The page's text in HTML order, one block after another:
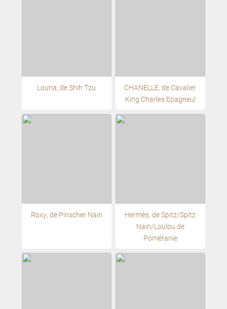
Louna, de Shih Tzu
CHANELLE, de Cavalier
King Charles Epagneul
Roxy, de Pinscher Nain
Hermès, de Spitz/Spitz
Nain/Loulou de
Poméranie